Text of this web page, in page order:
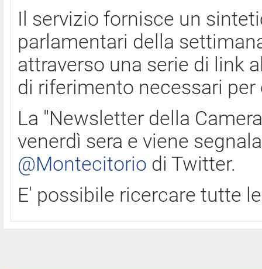
Il servizio fornisce un
parlamentari della
attraverso una serie di link
di riferimento necessari
La "Newsletter della
venerdì sera e viene
@Montecitorio di Twitter.
E' possibile ricercare tutte